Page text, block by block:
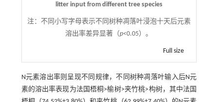
litter input from different tree species
注： 不同小写字母表示不同树种凋落叶浸泡十天后元素
溶出率差异显著（p<0.05）。
Full size
N元素溶出率则呈现不同规律，不同树种凋落叶输入后N元
素的溶出率表现为法国梧桐>榆树>夹竹桃>构树，其中法国